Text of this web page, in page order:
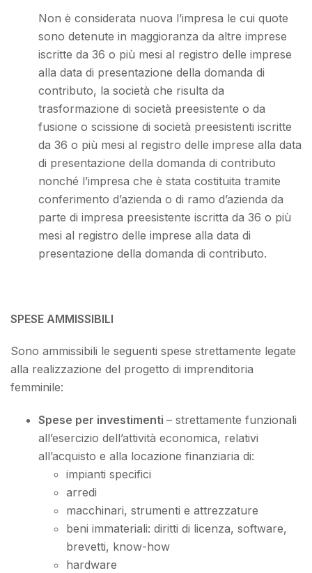
Non è considerata nuova l’impresa le cui quote
sono detenute in maggioranza da altre imprese
iscritte da 36 o più mesi al registro delle imprese
alla data di presentazione della domanda di
contributo, la società che risulta da
trasformazione di società preesistente o da
fusione o scissione di società preesistenti iscritte
da 36 o più mesi al registro delle imprese alla data
di presentazione della domanda di contributo
nonché l’impresa che è stata costituita tramite
conferimento d’azienda o di ramo d’azienda da
parte di impresa preesistente iscritta da 36 o più
mesi al registro delle imprese alla data di
presentazione della domanda di contributo.
SPESE AMMISSIBILI
Sono ammissibili le seguenti spese strettamente legate
alla realizzazione del progetto di imprenditoria
femminile:
Spese per investimenti – strettamente funzionali
all’esercizio dell’attività economica, relativi
all’acquisto e alla locazione finanziaria di:
impianti specifici
arredi
macchinari, strumenti e attrezzature
beni immateriali: diritti di licenza, software,
brevetti, know-how
hardware